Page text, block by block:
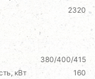
2320
380/400/415
кВт
160